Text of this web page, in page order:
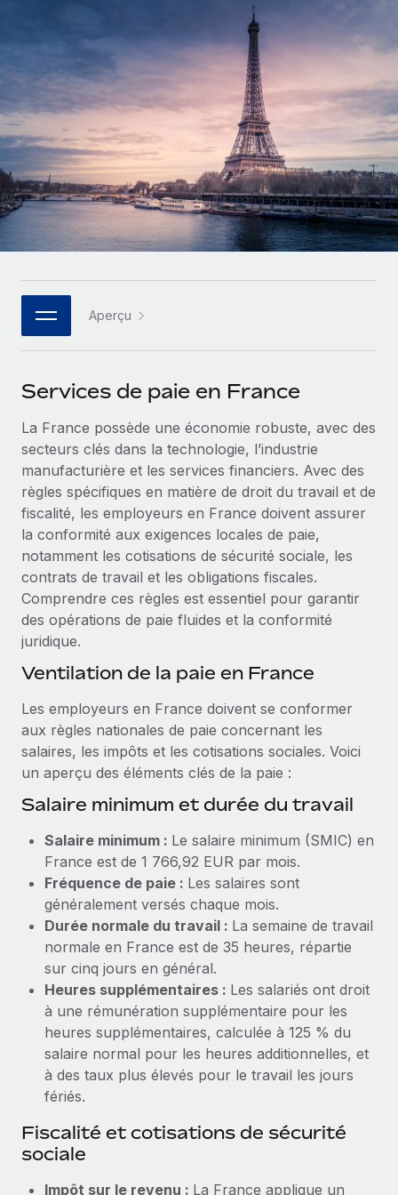
Intégrez et gérez vos freelances partout dans le monde
Sous-traitez les opérations complexes liées à l’emploi
INFRASTRUCTURE
Intégration Remote
Intégrez vos RH aux flux de travail en toute simplicité
Plateforme
Des fonctions RH clés intégrées pour votre équipe
Connectez n'importe quel outil d’IA à Remote grâce à
notre MCP
Rationalisez vos processus avec des outils essentiels
SERVICES
Demandez aux experts
Recevez des conseils d’experts sur les RH à
l’international et la conformité
Contrôles d’antécédents
Simplifiez vos processus de présélection des
candidats
Remote Watchtower
Gardez un temps d’avance sur les risques en
Gestion des appareils
Achetez et suivez vos équipements informatiques
dans le monde entier
Création d’entité
conformité
Mobilité et déménagement international
Organisez facilement le déménagement de vos
employés
Avantages sociaux
Gérez facilement les avantages sociaux
Examinez notre service par rapport aux autres
CROISSANCE
Des solutions agiles et internationales pour les RH et la
paie des entreprises en pleine croissance
Entreprises intermédiaires
Développez vos équipes avec des solutions RH sur
mesure
Entreprise
Les RH à l’international pour les grandes entreprises
Partenaires stratégiques de la tech
Devenir partenaire
Explorez avec nous vos opportunités de partenariat
Remote Build
Conseil en intégrations et automatisations assistées par
ÉTUDES DE CAS
Calculateur de paiement des freelances
Découvrez les devises disponibles et les vitesses de
paiement pour vos freelances internationaux
APPRENDRE AVEC REMOTE
Recherche et guides
Checklists et modèles
Descriptions de postes
Salle de presse
Données sur les salaires et les talents
Centre de ressources
Obtenir de l’aide
Voir toutes les ressources
BLOG
Paie multipays
EOR et PEO
Gestion des freelances
Taxes
BLOG
Mises à jour des produits de Remote :
freelances Plus
Remote a toujours pour mission d'aider les entreprises de
toute taille à embaucher, gérer et payer...
En savoir plus
Comment Phiture gère ses 55 employés
Phiture, un leader notable du conseil en matière de
Français
Deutsch
Español
Italiano
Português (Portugal)
日本語
한국어
Aperçu
Services de paie en France
La France possède une économie robuste, avec des
secteurs clés dans la technologie, l’industrie
manufacturière et les services financiers. Avec des
règles spécifiques en matière de droit du travail et de
fiscalité, les employeurs en France doivent assurer
la conformité aux exigences locales de paie,
notamment les cotisations de sécurité sociale, les
contrats de travail et les obligations fiscales.
Comprendre ces règles est essentiel pour garantir
des opérations de paie fluides et la conformité
juridique.
Ventilation de la paie en France
Les employeurs en France doivent se conformer
aux règles nationales de paie concernant les
salaires, les impôts et les cotisations sociales. Voici
un aperçu des éléments clés de la paie :
Salaire minimum et durée du travail
Salaire minimum : Le salaire minimum (SMIC) en
France est de 1 766,92 EUR par mois.
Fréquence de paie : Les salaires sont
généralement versés chaque mois.
Durée normale du travail : La semaine de travail
normale en France est de 35 heures, répartie
sur cinq jours en général.
Heures supplémentaires : Les salariés ont droit
à une rémunération supplémentaire pour les
heures supplémentaires, calculée à 125 % du
salaire normal pour les heures additionnelles, et
à des taux plus élevés pour le travail les jours
fériés.
Fiscalité et cotisations de sécurité
sociale
Impôt sur le revenu : La France applique un